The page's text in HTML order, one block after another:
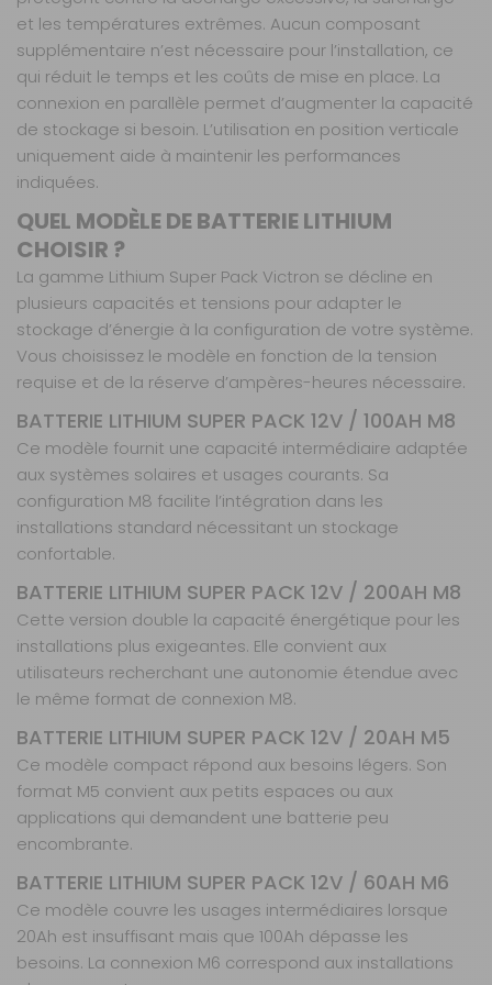
12,8V / 60Ah
M6
Référence :
466507
Prix : 493 €
Disponibilité :
Sur commande : Contactez-nous au 04 68
Retrait Magasin
Sur commande
Contactez-nous au
04 68 41 42 42
AJOUTER AU PANIER
25,6V / 50Ah
M8
Référence :
Capacité :50
A·h
Prix : 935 €
Disponibilité :
Livraison à Domicile
Retrait Magasin
Sur commande
Contactez-nous au
04 68 41 42 42
AJOUTER AU PANIER
et les températures extrêmes. Aucun composant
supplémentaire n’est nécessaire pour l’installation, ce
qui réduit le temps et les coûts de mise en place. La
connexion en parallèle permet d’augmenter la capacité
de stockage si besoin. L’utilisation en position verticale
uniquement aide à maintenir les performances
indiquées.
QUEL MODÈLE DE BATTERIE LITHIUM
CHOISIR ?
La gamme Lithium Super Pack Victron se décline en
plusieurs capacités et tensions pour adapter le
stockage d’énergie à la configuration de votre système.
Vous choisissez le modèle en fonction de la tension
requise et de la réserve d’ampères-heures nécessaire.
BATTERIE LITHIUM SUPER PACK 12V / 100AH M8
Ce modèle fournit une capacité intermédiaire adaptée
aux systèmes solaires et usages courants. Sa
configuration M8 facilite l’intégration dans les
installations standard nécessitant un stockage
confortable.
BATTERIE LITHIUM SUPER PACK 12V / 200AH M8
Cette version double la capacité énergétique pour les
installations plus exigeantes. Elle convient aux
utilisateurs recherchant une autonomie étendue avec
le même format de connexion M8.
BATTERIE LITHIUM SUPER PACK 12V / 20AH M5
Ce modèle compact répond aux besoins légers. Son
format M5 convient aux petits espaces ou aux
applications qui demandent une batterie peu
encombrante.
BATTERIE LITHIUM SUPER PACK 12V / 60AH M6
Ce modèle couvre les usages intermédiaires lorsque
20Ah est insuffisant mais que 100Ah dépasse les
besoins. La connexion M6 correspond aux installations